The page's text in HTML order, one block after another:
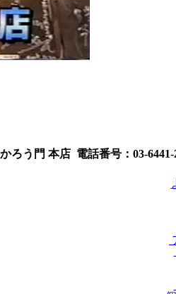
ろう門 本店 電話番号：03-